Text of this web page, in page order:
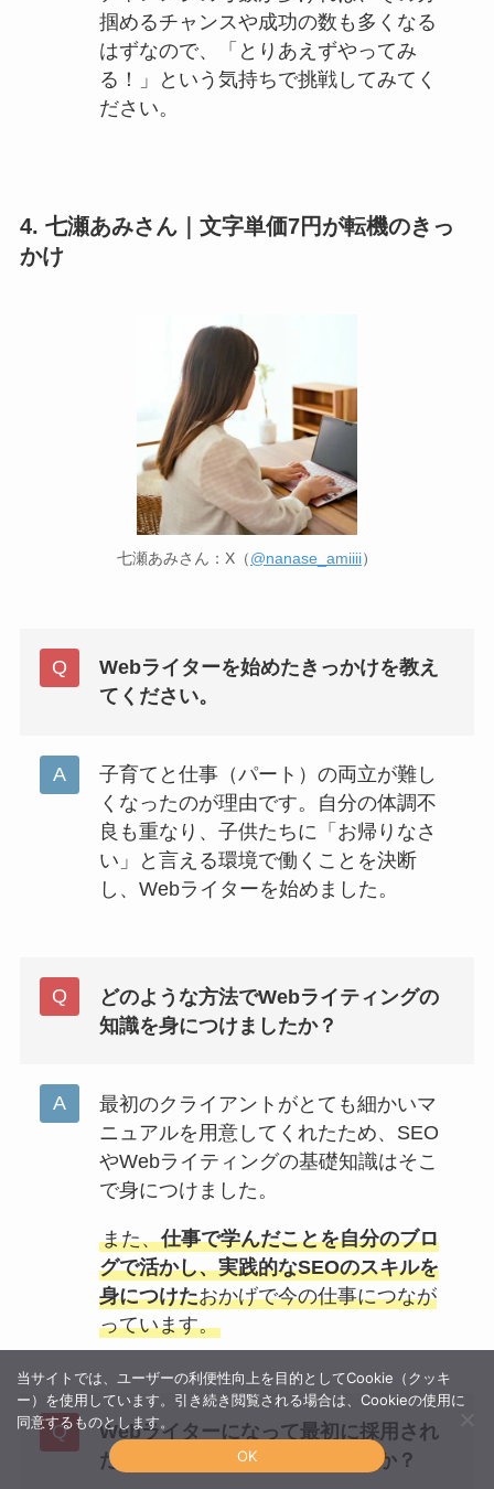
掴めるチャンスや成功の数も多くなる
はずなので、「とりあえずやってみ
る！」という気持ちで挑戦してみてく
ださい。
4. 七瀬あみさん｜文字単価7円が転機のきっ
かけ
七瀬あみさん：X（@nanase_amiiii）
Webライターを始めたきっかけを教え
てください。
子育てと仕事（パート）の両立が難し
くなったのが理由です。自分の体調不
良も重なり、子供たちに「お帰りなさ
い」と言える環境で働くことを決断
し、Webライターを始めました。
どのような方法でWebライティングの
知識を身につけましたか？
最初のクライアントがとても細かいマ
ニュアルを用意してくれたため、SEO
やWebライティングの基礎知識はそこ
で身につけました。
また、仕事で学んだことを自分のブロ
グで活かし、実践的なSEOのスキルを
身につけたおかげで今の仕事につなが
っています。
Webライターになって最初に採用され
た案件はどのようなものでしたか？
当サイトでは、ユーザーの利便性向上を目的としてCookie（クッキ
ー）を使用しています。引き続き閲覧される場合は、Cookieの使用に
同意するものとします。
OK